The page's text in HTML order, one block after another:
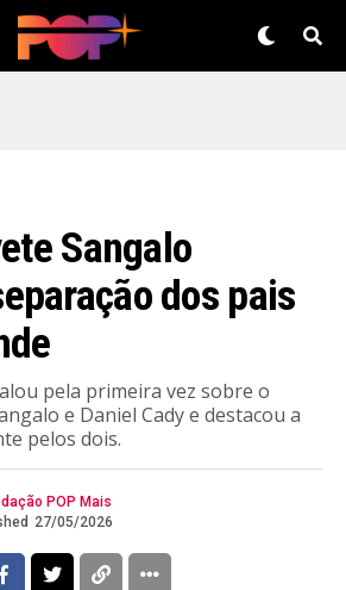
Sangalo
dos pais
pela primeira vez sobre o
e Daniel Cady e destacou a
pelos dois.
POP Mais
27/05/2026